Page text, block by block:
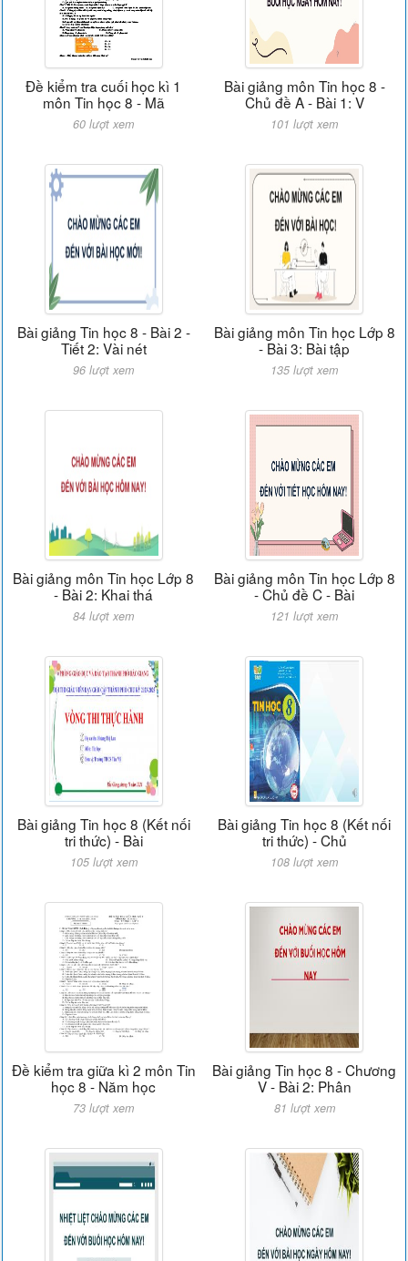
Đề kiểm tra cuối học kì 1
môn Tin học 8 - Mã
60 lượt xem
Bài giảng môn Tin học 8 -
Chủ đề A - Bài 1: V
101 lượt xem
Bài giảng Tin học 8 - Bài 2 -
Tiết 2: Vài nét
96 lượt xem
Bài giảng môn Tin học Lớp 8
- Bài 3: Bài tập
135 lượt xem
Bài giảng môn Tin học Lớp 8
- Bài 2: Khai thá
84 lượt xem
Bài giảng môn Tin học Lớp 8
- Chủ đề C - Bài
121 lượt xem
Bài giảng Tin học 8 (Kết nối
tri thức) - Bài
105 lượt xem
Bài giảng Tin học 8 (Kết nối
tri thức) - Chủ
108 lượt xem
Đề kiểm tra giữa kì 2 môn Tin
học 8 - Năm học
73 lượt xem
Bài giảng Tin học 8 - Chương
V - Bài 2: Phân
81 lượt xem